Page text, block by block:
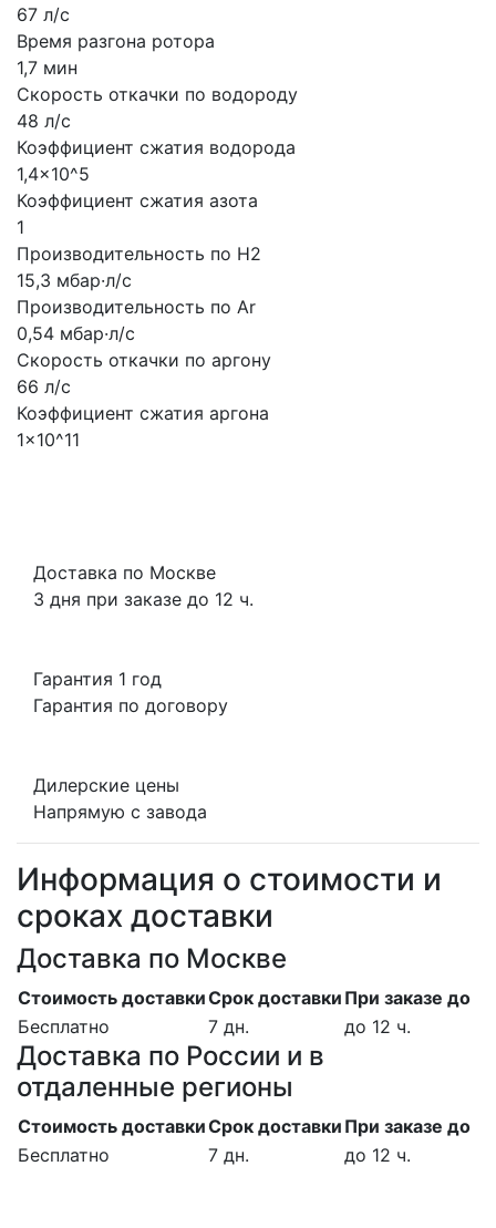
67 л/с
Время разгона ротора
1,7 мин
Скорость откачки по водороду
48 л/с
Коэффициент сжатия водорода
1,4x10^5
Коэффициент сжатия азота
1
Производительность по H2
15,3 мбар·л/с
Производительность по Ar
0,54 мбар·л/с
Скорость откачки по аргону
66 л/с
Коэффициент сжатия аргона
1x10^11
Доставка по Москве
3 дня при заказе до 12 ч.
Гарантия 1 год
Гарантия по договору
Дилерские цены
Напрямую с завода
Информация о стоимости и
сроках доставки
Доставка по Москве
Стоимость доставкиСрок доставки При заказе до
Бесплатно
7 дн. до 12 ч.
Доставка по России и в
отдаленные регионы
Стоимость доставкиСрок доставки При заказе до
Бесплатно
7 дн. до 12 ч.